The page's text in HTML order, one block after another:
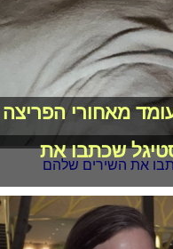
מאחורי הפריצה
שכתבו את